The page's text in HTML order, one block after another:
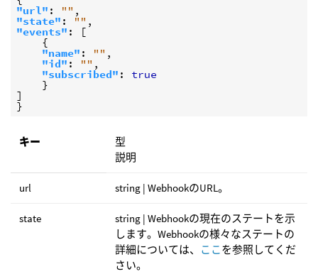
"url" : "" ,
"state" : "" ,
"events" : [
{
"name" : "" ,
"id" : "" ,
"subscribed" : true
}
]
}
キー
型
説明
url string | WebhookのURL。
state
string | Webhookの現在のステートを示
します。Webhookの様々なステートの
詳細については、
ここを参照してくだ
さい。